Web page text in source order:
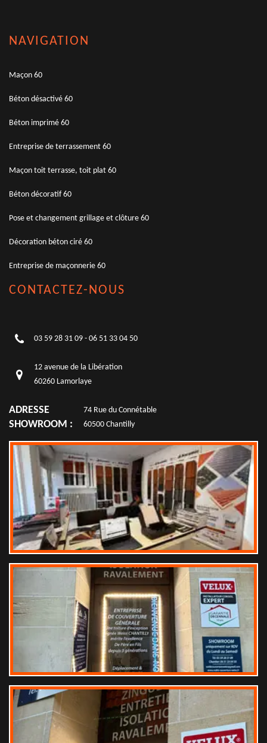
NAVIGATION
Maçon 60
Béton désactivé 60
Béton imprimé 60
Entreprise de terrassement 60
Maçon toit terrasse, toit plat 60
Béton décoratif 60
Pose et changement grillage et clôture 60
Décoration béton ciré 60
Entreprise de maçonnerie 60
CONTACTEZ-NOUS
03 59 28 31 09 - 06 51 33 04 50
12 avenue de la Libération
60260 Lamorlaye
ADRESSE
SHOWROOM :
74 Rue du Connétable
60500 Chantilly